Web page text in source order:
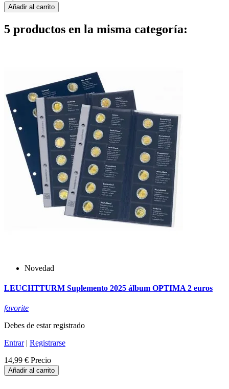
Añadir al carrito
5 productos en la misma categoría:
Novedad
LEUCHTTURM Suplemento 2025 álbum OPTIMA 2 euros
favorite
Debes de estar registrado
Entrar| Registrarse
14,99 € Precio
Añadir al carrito